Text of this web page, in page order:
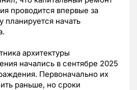
проводится впервые за
планируется начать
архитектуры
начались в сентябре 2025
Первоначально их
раньше, но сроки